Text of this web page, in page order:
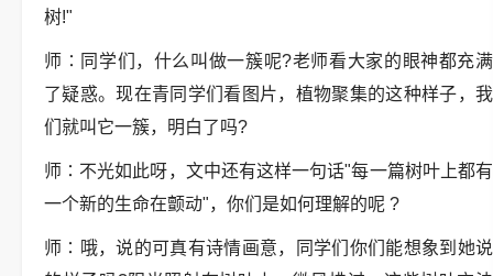
树!"
师∶同学们，什么叫做一簇呢?老师看大家的眼神都充满
了疑惑。现在青同学们看图片，植物聚集的这种样子，我
们就叫它一簇，明白了吗?
师∶不光如此呀，文中还有这样一句话"每一篇树叶上都有
一个新的生命在颤动"，你们是如何理解的呢 ?
师∶哦，说的可真有诗情画意，同学们你们能想象到她说